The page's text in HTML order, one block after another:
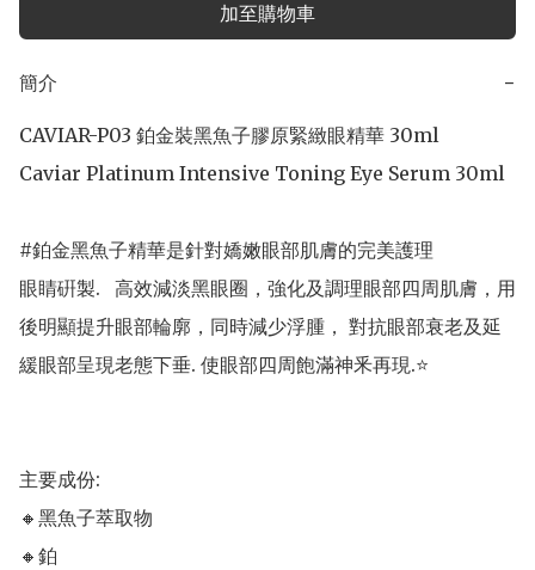
加至購物車
簡介 −
CAVIAR-P03 鉑金裝黑魚子膠原緊緻眼精華 30ml
Caviar Platinum Intensive Toning Eye Serum 30ml
#鉑金黑魚子精華是針對嬌嫩眼部肌膚的完美護理
眼睛硏製.   高效減淡黑眼圈，強化及調理眼部四周肌膚，用
後明顯提升眼部輪廓，同時減少浮腫， 對抗眼部衰老及延
緩眼部呈現老態下垂. 使眼部四周飽滿神釆再現.⭐️
主要成份:
🔸黑魚子萃取物
🔸鉑